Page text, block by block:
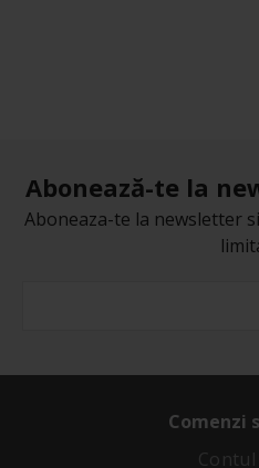
Abonează-te la
Aboneaza-te la newsletter
Comenzi